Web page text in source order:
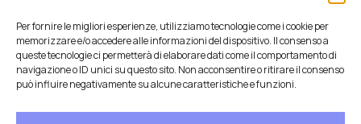
Per fornire le migliori esperienze, utilizziamo tecnologie come i cookie per
memorizzare e/o accedere alle informazioni del dispositivo. Il consenso a
queste tecnologie ci permetterà di elaborare dati come il comportamento di
navigazione o ID unici su questo sito. Non acconsentire o ritirare il consenso
può influire negativamente su alcune caratteristiche e funzioni.